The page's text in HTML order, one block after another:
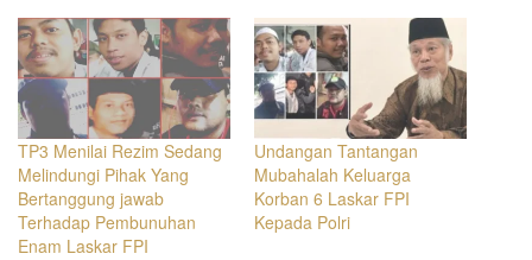
TP3 Menilai Rezim Sedang
Melindungi Pihak Yang
Bertanggung jawab
Terhadap Pembunuhan
Enam Laskar FPI
Undangan Tantangan
Mubahalah Keluarga
Korban 6 Laskar FPI
Kepada Polri